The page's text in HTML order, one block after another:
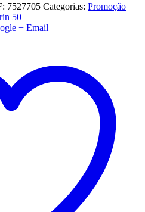
7527705 Categorias: Promoção
50
+ Email